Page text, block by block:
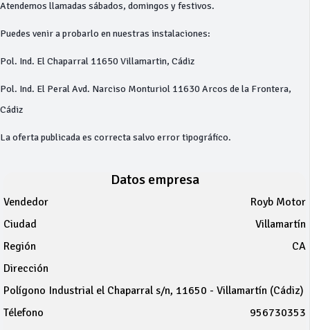
Atendemos llamadas sábados, domingos y festivos.
Puedes venir a probarlo en nuestras instalaciones:
Pol. Ind. El Chaparral 11650 Villamartin, Cádiz
Pol. Ind. El Peral Avd. Narciso Monturiol 11630 Arcos de la Frontera,
Cádiz
La oferta publicada es correcta salvo error tipográfico.
Datos empresa
Vendedor
Royb Motor
Ciudad
Villamartín
Región
CA
Dirección
Polígono Industrial el Chaparral s/n, 11650 - Villamartín (Cádiz)
Télefono
956730353